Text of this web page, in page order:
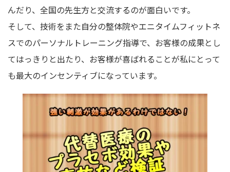
んだり、全国の先生方と交流するのが面白いです。
そして、技術をまた自分の整体院やエニタイムフィットネ
スでのパーソナルトレーニング指導で、お客様の成果とし
てはっきりと出たり、お客様が喜ばれることが私にとって
も最大のインセンティブになっています。